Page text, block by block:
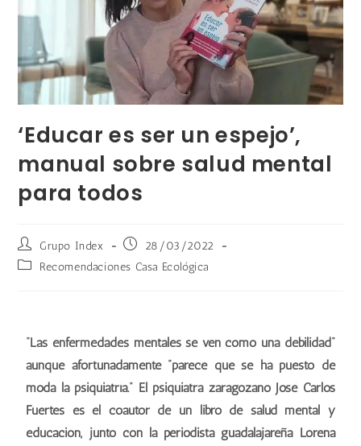
‘Educar es ser un espejo’,
manual sobre salud mental
para todos
Grupo Index
28/03/2022
Recomendaciones Casa Ecológica
“Las enfermedades mentales se ven como una debilidad”
aunque afortunadamente “parece que se ha puesto de
moda la psiquiatría.” El psiquiatra zaragozano José Carlos
Fuertes es el coautor de un libro de salud mental y
educación, junto con la periodista guadalajareña Lorena